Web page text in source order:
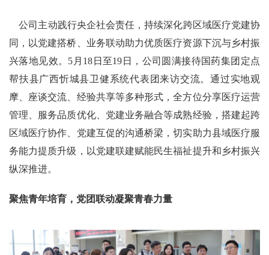
公司主动践行央企社会责任，持续深化跨区域医疗党建协
同，以党建搭桥、业务联动助力优质医疗资源下沉与乡村振
兴落地见效。5月18日至19日，公司圆满接待国药集团定点
帮扶县广西忻城县卫健系统代表团来访交流。通过实地观
摩、座谈交流、经验共享等多种形式，全方位分享医疗运营
管理、服务品质优化、党建业务融合等成熟经验，搭建起跨
区域医疗协作、党建互促的沟通桥梁，切实助力县域医疗服
务能力提质升级，以党建联建赋能民生福祉提升和乡村振兴
纵深推进。
聚焦青年培育，党团联动凝聚青春力量